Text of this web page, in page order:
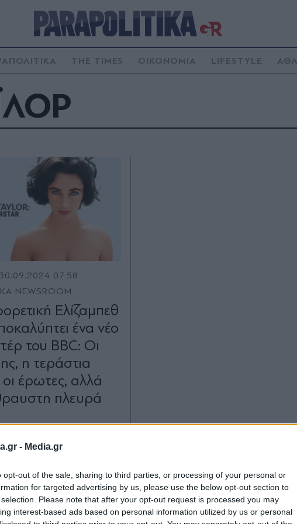
- Media.gr
opt-out of the sale, sharing to third parties, or processing of your personal or
for targeted advertising by us, please use the below opt-out section to
Please note that after your opt-out request is processed you may
interest-based ads based on personal information utilized by us or personal
THE TIMES ΟΙΚΟΝΟΜΙΑ LIFESTYLE
30.09.2024 07:58
NEWSROOM
Ελίζαμπεθ
ένα νέο
του BBC: Οι
η τεράστια
έρωτες, αλλά
πλευρά